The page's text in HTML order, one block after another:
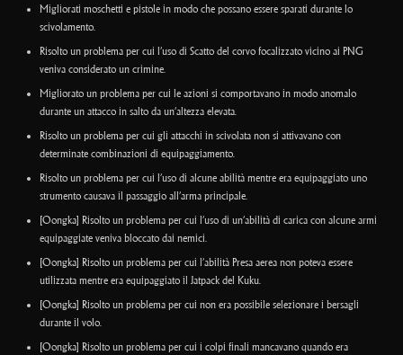
Migliorati moschetti e pistole in modo che possano essere sparati durante lo
scivolamento.
Risolto un problema per cui l’uso di Scatto del corvo focalizzato vicino ai PNG
veniva considerato un crimine.
Migliorato un problema per cui le azioni si comportavano in modo anomalo
durante un attacco in salto da un’altezza elevata.
Risolto un problema per cui gli attacchi in scivolata non si attivavano con
determinate combinazioni di equipaggiamento.
Risolto un problema per cui l’uso di alcune abilità mentre era equipaggiato uno
strumento causava il passaggio all’arma principale.
[Oongka] Risolto un problema per cui l’uso di un’abilità di carica con alcune armi
equipaggiate veniva bloccato dai nemici.
[Oongka] Risolto un problema per cui l’abilità Presa aerea non poteva essere
utilizzata mentre era equipaggiato il Jatpack del Kuku.
[Oongka] Risolto un problema per cui non era possibile selezionare i bersagli
durante il volo.
[Oongka] Risolto un problema per cui i colpi finali mancavano quando era